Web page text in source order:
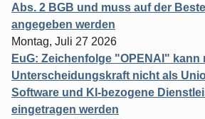
Abs. 2 BGB und muss auf der
angegeben werden
Montag, Juli 27 2026
EuG: Zeichenfolge "OPENAI" kann
Unterscheidungskraft nicht als
Software und KI-bezogene
eingetragen werden